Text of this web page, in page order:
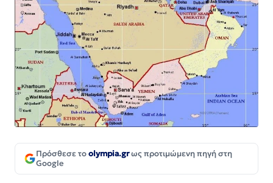
Πρόσθεσε τοolympia.grως προτιμώμενη πηγή στη
Google